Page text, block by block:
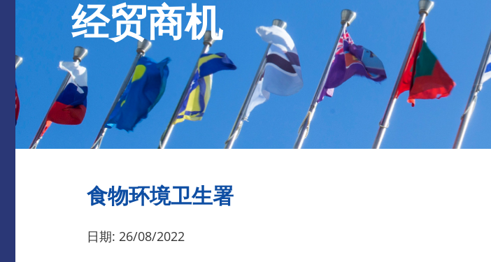
经贸商机
食物环境卫生署
日期: 26/08/2022